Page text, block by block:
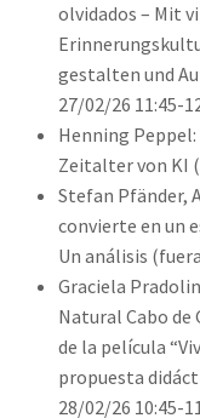
olvidados – Mit
gestalten und
27/02/26 11:45-
Henning
Zeitalter von KI
Stefan Pfänder,
convierte en un
Un análisis
Graciela
Natural Cabo de
de la película
propuesta
28/02/26 10:45-